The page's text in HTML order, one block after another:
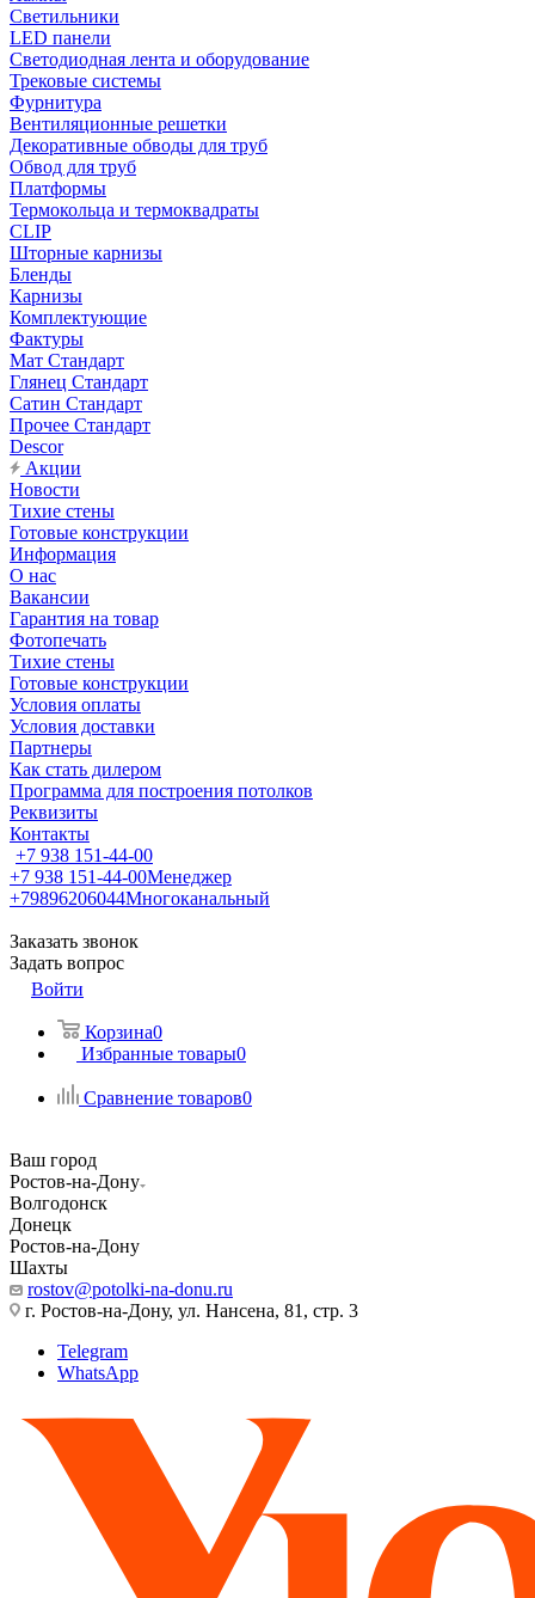
Светильники
LED панели
Светодиодная лента и оборудование
Трековые системы
Фурнитура
Вентиляционные решетки
Декоративные обводы для труб
Обвод для труб
Платформы
Термокольца и термоквадраты
CLIP
Шторные карнизы
Бленды
Карнизы
Комплектующие
Фактуры
Мат Стандарт
Глянец Стандарт
Сатин Стандарт
Прочее Стандарт
Descor
Акции
Новости
Тихие стены
Готовые конструкции
Информация
О нас
Вакансии
Гарантия на товар
Фотопечать
Тихие стены
Готовые конструкции
Условия оплаты
Условия доставки
Партнеры
Как стать дилером
Программа для построения потолков
Реквизиты
Контакты
+7 938 151-44-00
+7 938 151-44-00Менеджер
+79896206044Многоканальный
Заказать звонок
Задать вопрос
Войти
Корзина0
Избранные товары0
Сравнение товаров0
Ваш город
Ростов-на-Дону
Волгодонск
Донецк
Ростов-на-Дону
Шахты
rostov@potolki-na-donu.ru
г. Ростов-на-Дону, ул. Нансена, 81, стр. 3
Telegram
WhatsApp